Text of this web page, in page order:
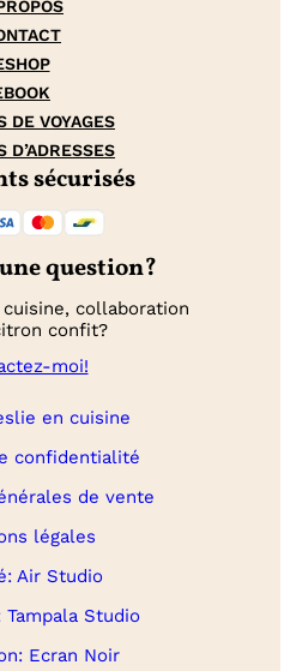
DE VOYAGES
D’ADRESSES
sécurisés
question?
collaboration
confit?
moi!
en cuisine
confidentialité
de vente
légales
Air Studio
Tampala Studio
Ecran Noir